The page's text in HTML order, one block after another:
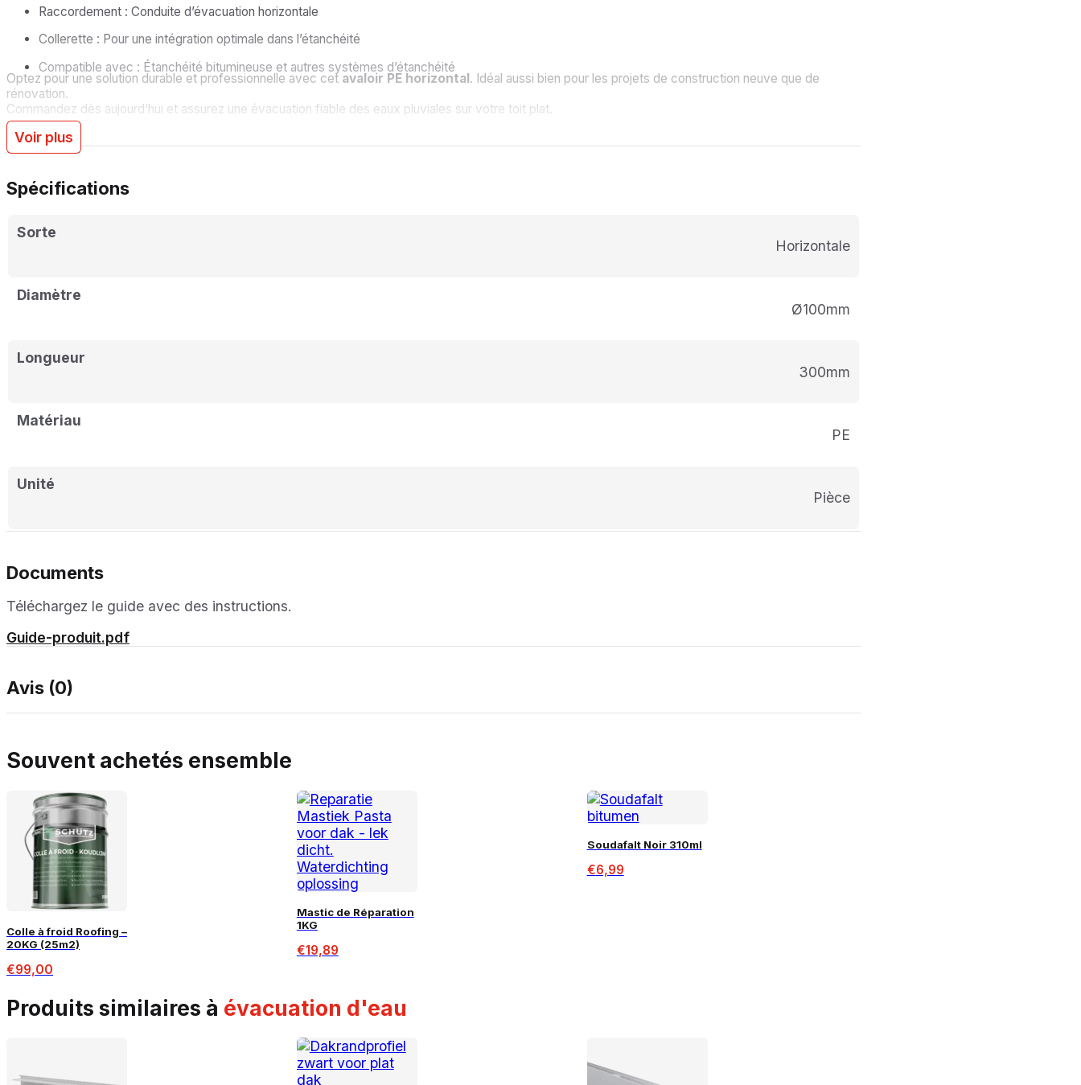
Raccordement : Conduite d’évacuation horizontale
Collerette : Pour une intégration optimale dans l’étanchéité
Compatible avec : Étanchéité bitumineuse et autres systèmes d’étanchéité
Optez pour une solution durable et professionnelle avec cet avaloir PE horizontal. Idéal aussi bien pour les projets de construction neuve que de
rénovation.
Commandez dès aujourd’hui et assurez une évacuation fiable des eaux pluviales sur votre toit plat.
Voir plus
Spécifications
Sorte
Horizontale
Diamètre
Ø100mm
Longueur
300mm
Matériau
PE
Unité
pièce
Documents
Téléchargez le guide avec des instructions.
Guide-produit.pdf
Avis (0)
Souvent achetés ensemble
Colle à froid Roofing –
20KG (25m2)
€99,00
Mastic de Réparation
1KG
€19,89
Soudafalt Noir 310ml
€6,99
produits similaires à évacuation d'eau